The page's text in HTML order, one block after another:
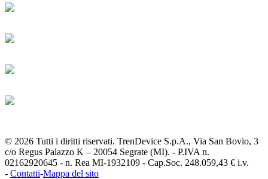
© 2026 Tutti i diritti riservati. TrenDevice S.p.A., Via San Bovio, 3
c/o Regus Palazzo K – 20054 Segrate (MI). - P.IVA n.
02162920645 - n. Rea MI-1932109 - Cap.Soc. 248.059,43 € i.v.
- Contatti-Mappa del sito